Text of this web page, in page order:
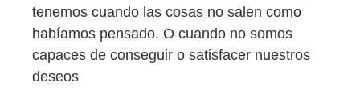
tenemos cuando las cosas no salen como
habíamos pensado. O cuando no somos
capaces de conseguir o satisfacer nuestros
deseos